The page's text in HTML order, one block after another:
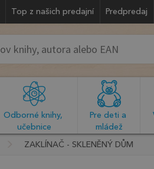
Top z našich predajní Predpredaj
Odborné knihy,
učebnice
Pre deti a
mládež
ZAKLÍNAČ - SKLENĚNÝ DŮM